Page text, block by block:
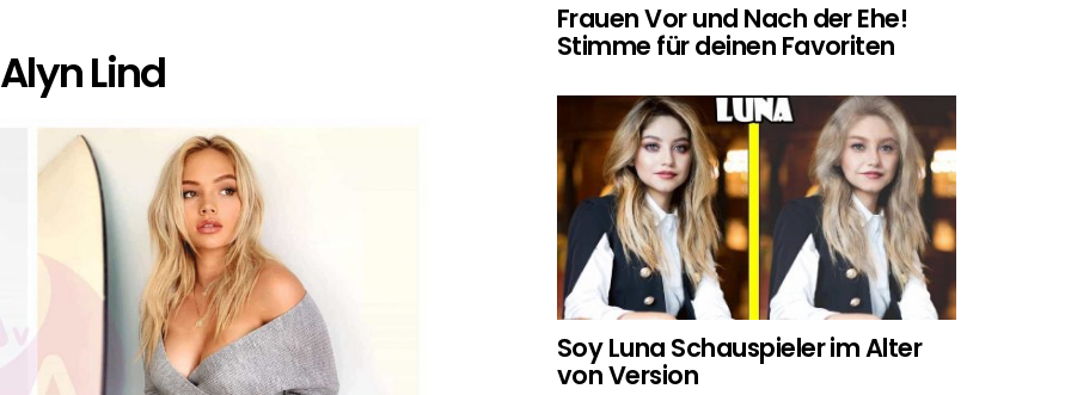
Lind
Frauen Vor und Nach der Ehe!
Stimme für deinen Favoriten
Soy Luna Schauspieler im Alter
von Version